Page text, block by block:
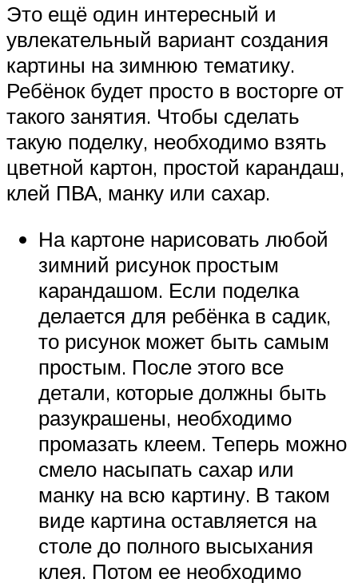
Это ещё один интересный и
увлекательный вариант создания
картины на зимнюю тематику.
Ребёнок будет просто в восторге от
такого занятия. Чтобы сделать
такую поделку, необходимо взять
цветной картон, простой карандаш,
клей ПВА, манку или сахар.
На картоне нарисовать любой
зимний рисунок простым
карандашом. Если поделка
делается для ребёнка в садик,
то рисунок может быть самым
простым. После этого все
детали, которые должны быть
разукрашены, необходимо
промазать клеем. Теперь можно
смело насыпать сахар или
манку на всю картину. В таком
виде картина оставляется на
столе до полного высыхания
клея. Потом ее необходимо